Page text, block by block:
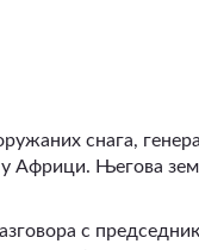
снага,
Африци. Његова
с